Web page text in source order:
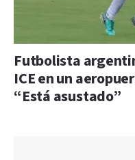
Futbolista
ICE en un
“Está asustado”